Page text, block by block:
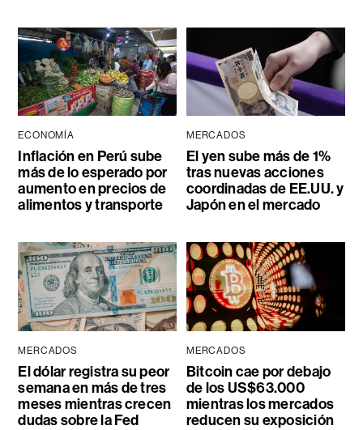
ECONOMÍA
Inflación en Perú sube
más de lo esperado por
aumento en precios de
alimentos y transporte
MERCADOS
El yen sube más de 1%
tras nuevas acciones
coordinadas de EE.UU. y
Japón en el mercado
MERCADOS
El dólar registra su peor
semana en más de tres
meses mientras crecen
dudas sobre la Fed
MERCADOS
Bitcoin cae por debajo
de los US$63.000
mientras los mercados
reducen su exposición